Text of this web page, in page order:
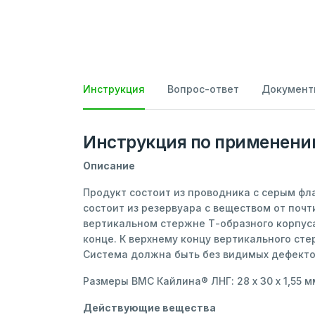
Инструкция Вопрос-ответ
Инструкция по
Описание
Продукт состоит из проводника с серым
состоит из резервуара с веществом от
вертикальном стержне Т-образного
конце. К верхнему концу вертикального
Система должна быть без видимых
Размеры ВМС Кайлина® ЛНГ: 28 х 30 х 1,55
Действующие вещества